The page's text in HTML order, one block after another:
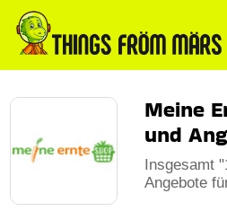
Meine
und
Insgesamt
Angebote